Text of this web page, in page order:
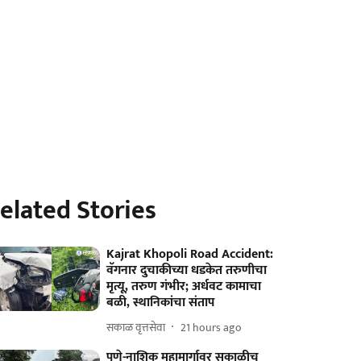
Stories
Kajrat Khopoli Road Accident:
वॅगनार दुचाकीच्या धडकेत तरुणीचा
मृत्यू, तरुण गंभीर; अर्धवट कामाचा
बळी, स्थानिकांचा संताप
सकाळ वृत्तसेवा 21 hours ago